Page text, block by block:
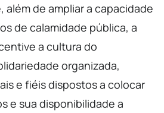
além de ampliar a capacidade
de calamidade pública, a
a cultura do
organizada,
e fiéis dispostos a colocar
e sua disponibilidade a